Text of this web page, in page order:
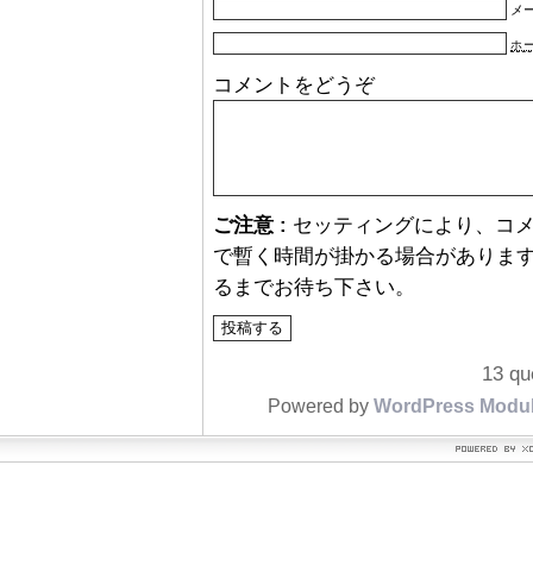
メ
ホ
コメントをどうぞ
ご注意 : セッティングにより、コ
で暫く時間が掛かる場合がありま
るまでお待ち下さい。
13
Powered by WordPress